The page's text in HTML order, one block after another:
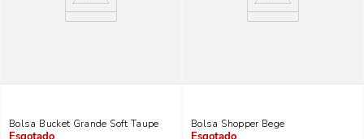
Bolsa Bucket Grande Soft Taupe Bolsa Shopper Bege